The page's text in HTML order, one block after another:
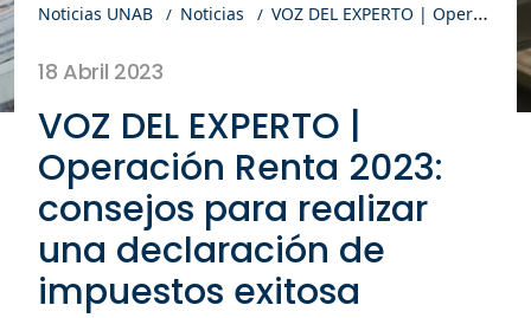
Noticias UNAB Noticias VOZ DEL EXPERTO | Operación Renta 2023: consejos para realizar una declaración de impuestos exitosa
18 Abril 2023
VOZ DEL EXPERTO |
Operación Renta 2023:
consejos para realizar
una declaración de
impuestos exitosa